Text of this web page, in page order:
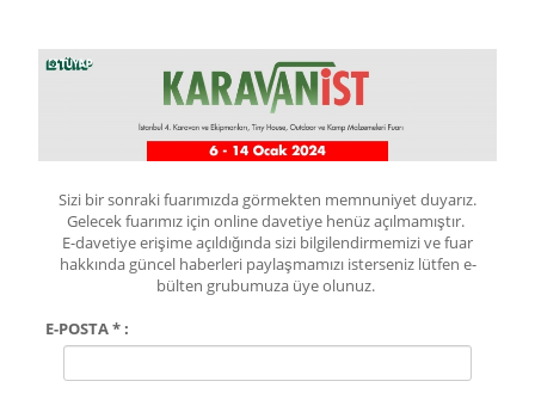
Sizi bir sonraki fuarımızda görmekten memnuniyet duyarız.
Gelecek fuarımız için online davetiye henüz açılmamıştır.
E-davetiye erişime açıldığında sizi bilgilendirmemizi ve fuar
hakkında güncel haberleri paylaşmamızı isterseniz lütfen e-
bülten grubumuza üye olunuz.
E-POSTA * :